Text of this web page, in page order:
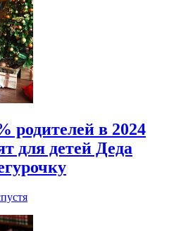
родителей в 2024
для детей Деда